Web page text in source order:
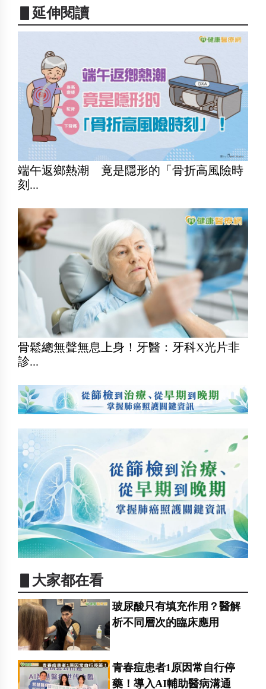
▋延伸閱讀
端午返鄉熱潮 竟是隱形的「骨折高風險時
刻...
骨鬆總無聲無息上身！牙醫：牙科X光片非
診...
▋大家都在看
玻尿酸只有填充作用？醫解
析不同層次的臨床應用
青春痘患者1原因常自行停
藥！導入AI輔助醫病溝通